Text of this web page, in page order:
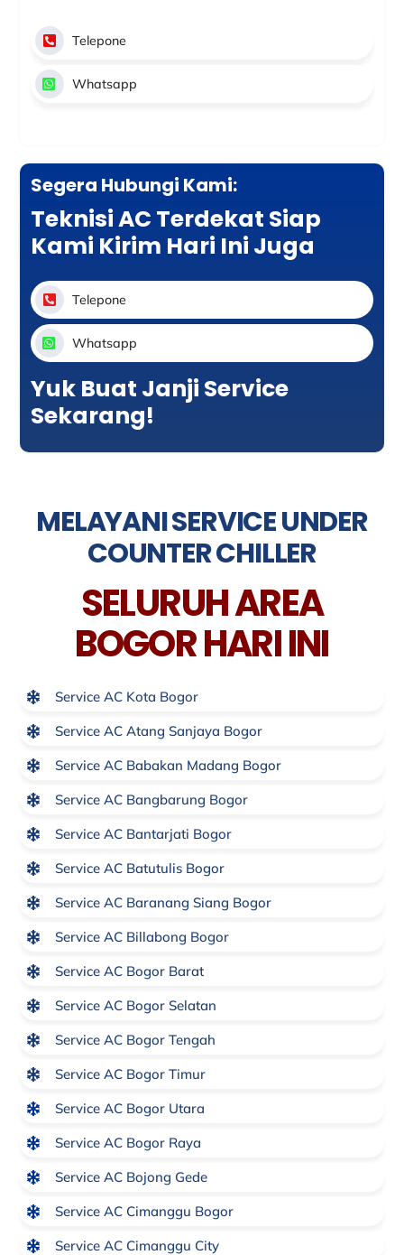
Telepone
Whatsapp
Segera Hubungi Kami:
Teknisi AC Terdekat Siap
Kami Kirim Hari Ini Juga
Telepone
Whatsapp
Yuk Buat Janji Service
Sekarang!
MELAYANI SERVICE UNDER
COUNTER CHILLER
SELURUH AREA
BOGOR HARI INI
Service AC Kota Bogor
Service AC Atang Sanjaya Bogor
Service AC Babakan Madang Bogor
Service AC Bangbarung Bogor
Service AC Bantarjati Bogor
Service AC Batutulis Bogor
Service AC Baranang Siang Bogor
Service AC Billabong Bogor
Service AC Bogor Barat
Service AC Bogor Selatan
Service AC Bogor Tengah
Service AC Bogor Timur
Service AC Bogor Utara
Service AC Bogor Raya
Service AC Bojong Gede
Service AC Cimanggu Bogor
Service AC Cimanggu City